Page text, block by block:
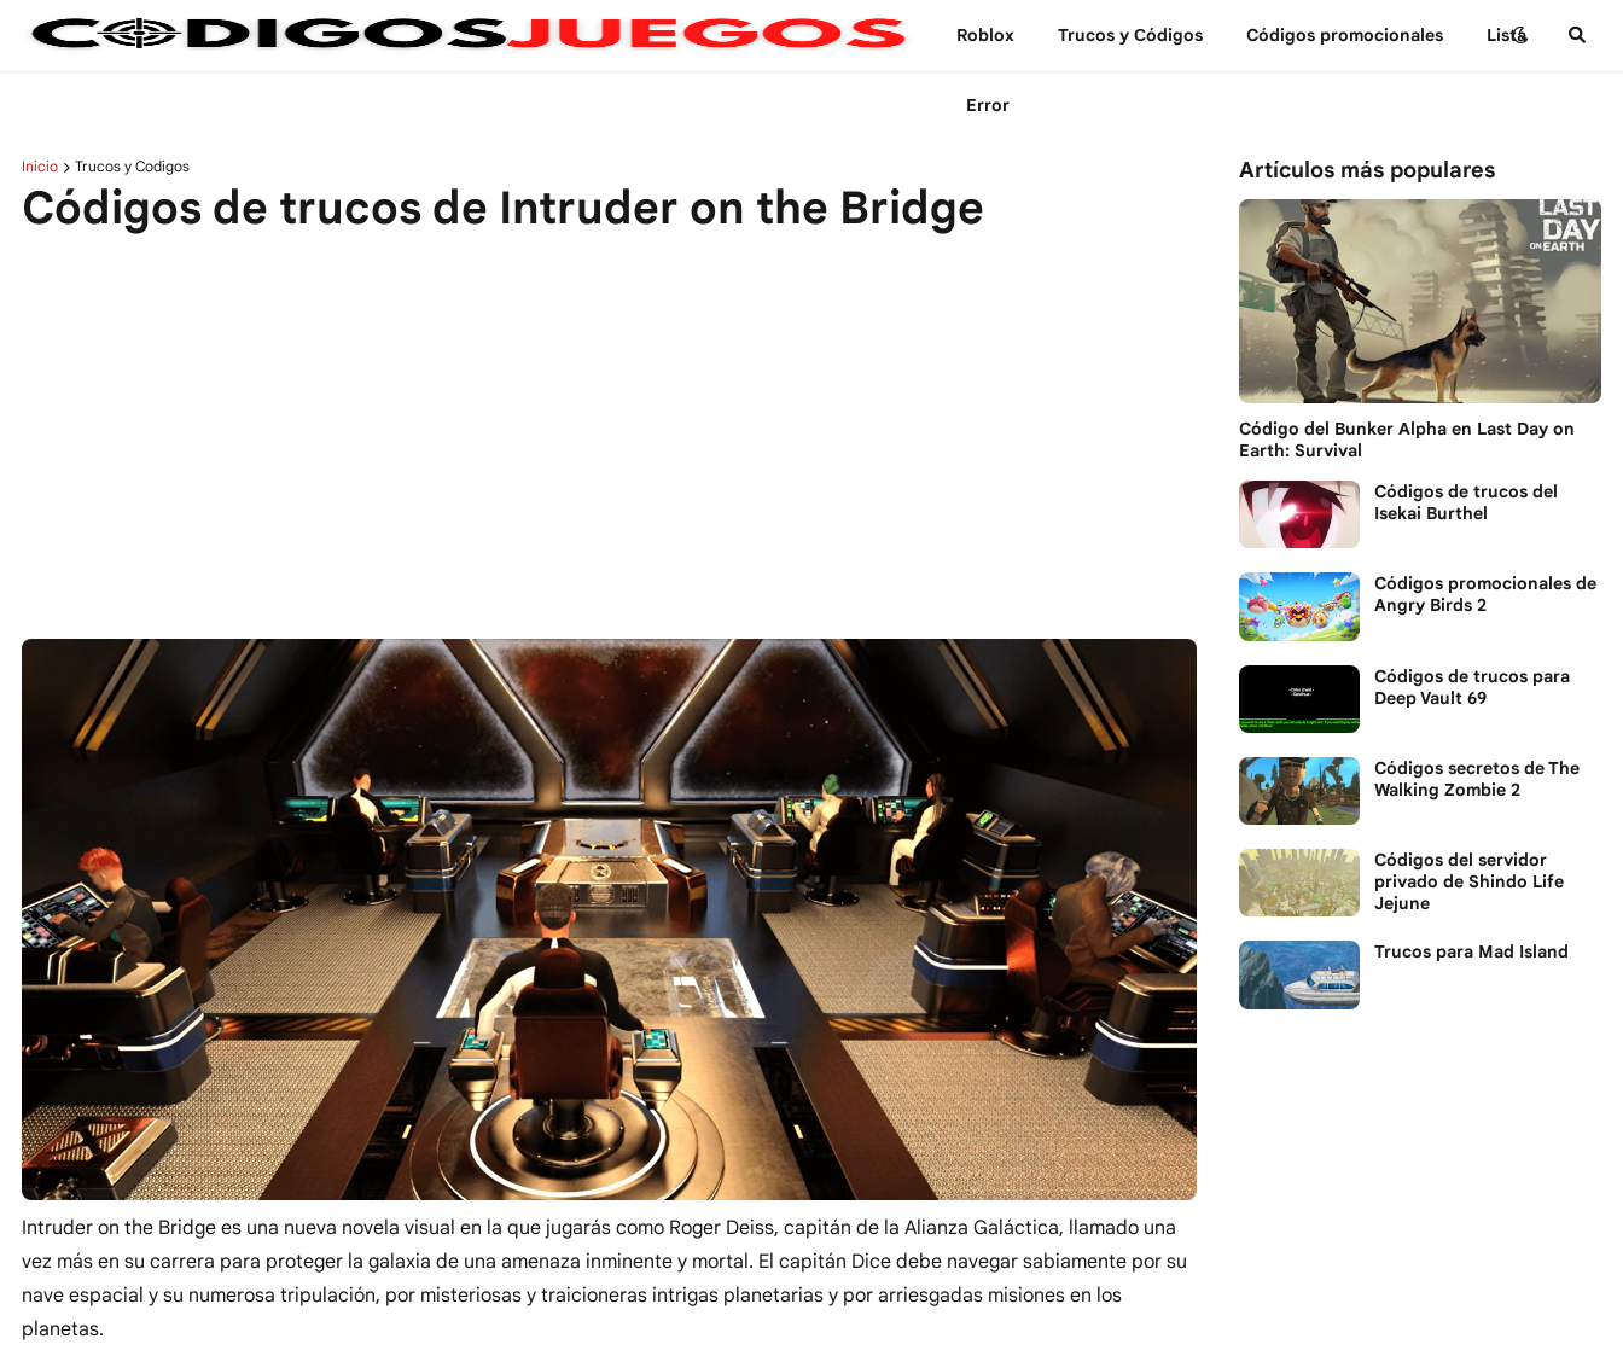
Roblox Trucos y Сódigos Códigos promocionales Lista
Error
Inicio Trucos y Codigos
Códigos de trucos de Intruder on the Bridge
Intruder on the Bridge es una nueva novela visual en la que jugarás como Roger Deiss, capitán de la Alianza Galáctica, llamado una
vez más en su carrera para proteger la galaxia de una amenaza inminente y mortal. El capitán Dice debe navegar sabiamente por su
nave espacial y su numerosa tripulación, por misteriosas y traicioneras intrigas planetarias y por arriesgadas misiones en los
planetas.
Artículos más populares
Código del Bunker Alpha en Last Day on
Earth: Survival
Códigos de trucos del
Isekai Burthel
Códigos promocionales de
Angry Birds 2
Códigos de trucos para
Deep Vault 69
Códigos secretos de The
Walking Zombie 2
Códigos del servidor
privado de Shindo Life
Jejune
Trucos para Mad Island